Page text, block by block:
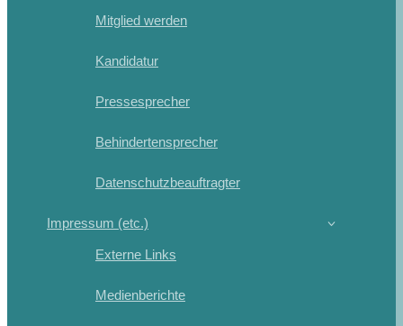
Mitglied werden
Kandidatur
Pressesprecher
Behindertensprecher
Datenschutzbeauftragter
Impressum (etc.)
Externe Links
Medienberichte